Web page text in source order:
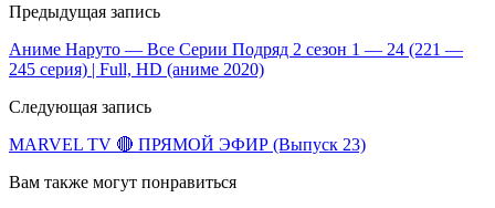
Предыдущая запись
Аниме Наруто — Все Серии Подряд 2 сезон 1 — 24 (221 —
245 серия) | Full, HD (аниме 2020)
Следующая запись
MARVEL TV 🔴 ПРЯМОЙ ЭФИР (Выпуск 23)
Вам также могут понравиться